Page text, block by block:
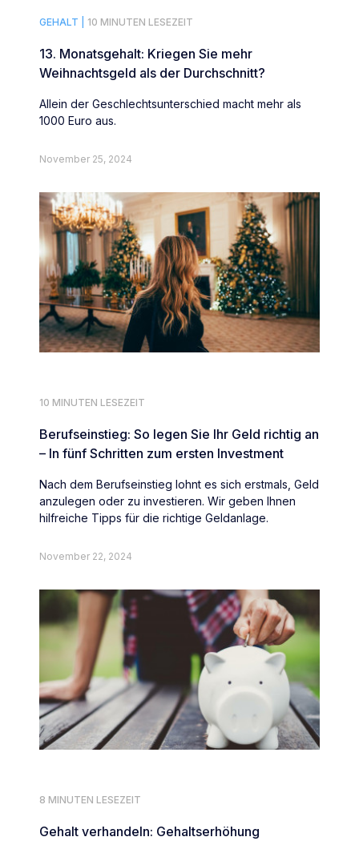
GEHALT | 10 MINUTEN LESEZEIT
13. Monatsgehalt: Kriegen Sie mehr
Weihnachtsgeld als der Durchschnitt?
Allein der Geschlechtsunterschied macht mehr als
1000 Euro aus.
November 25, 2024
10 MINUTEN LESEZEIT
Berufseinstieg: So legen Sie Ihr Geld richtig an
– In fünf Schritten zum ersten Investment
Nach dem Berufseinstieg lohnt es sich erstmals, Geld
anzulegen oder zu investieren. Wir geben Ihnen
hilfreiche Tipps für die richtige Geldanlage.
November 22, 2024
8 MINUTEN LESEZEIT
Gehalt verhandeln: Gehaltserhöhung